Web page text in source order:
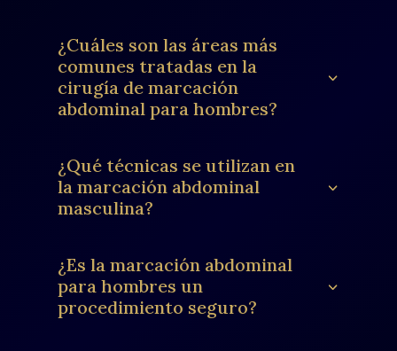
¿Cuáles son las áreas más
comunes tratadas en la
cirugía de marcación
abdominal para hombres?
¿Qué técnicas se utilizan en
la marcación abdominal
masculina?
¿Es la marcación abdominal
para hombres un
procedimiento seguro?